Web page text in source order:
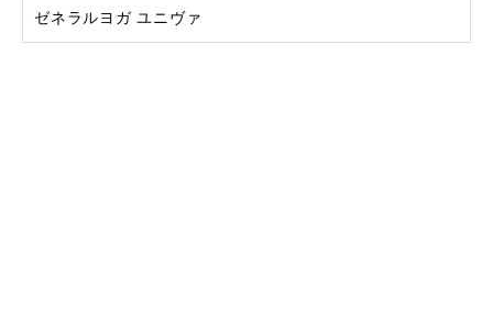
ゼネラルヨガ ユニヴァ